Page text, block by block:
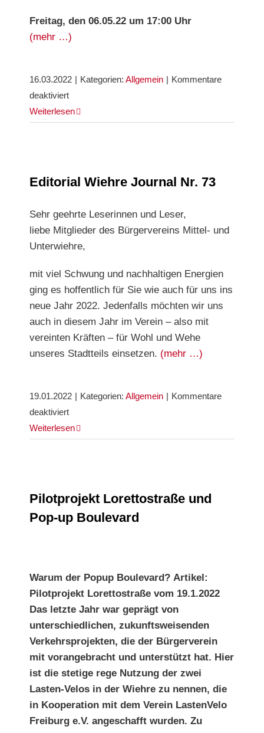
Freitag, den 06.05.22 um 17:00 Uhr
(mehr …)
16.03.2022 | Kategorien: Allgemein | Kommentare
deaktiviertfür
Führung
Weiterlesen
Editorial Wiehre Journal Nr. 73
Sehr geehrte Leserinnen und Leser,
liebe Mitglieder des Bürgervereins Mittel- und
Unterwiehre,
mit viel Schwung und nachhaltigen Energien
ging es hoffentlich für Sie wie auch für uns ins
neue Jahr 2022. Jedenfalls möchten wir uns
auch in diesem Jahr im Verein – also mit
vereinten Kräften – für Wohl und Wehe
unseres Stadtteils einsetzen. (mehr …)
19.01.2022 | Kategorien: Allgemein | Kommentare
deaktiviertfür
Editorial
Weiterlesen
Boulevard
Pilotprojekt Lorettostraße und
Pop-up Boulevard
Warum der Popup Boulevard? Artikel:
Pilotprojekt Lorettostraße vom 19.1.2022
Das letzte Jahr war geprägt von
unterschiedlichen, zukunftsweisenden
Verkehrsprojekten, die der Bürgerverein
mit vorangebracht und unterstützt hat. Hier
ist die stetige rege Nutzung der zwei
Lasten-Velos in der Wiehre zu nennen, die
in Kooperation mit dem Verein LastenVelo
Freiburg e.V. angeschafft wurden. Zu